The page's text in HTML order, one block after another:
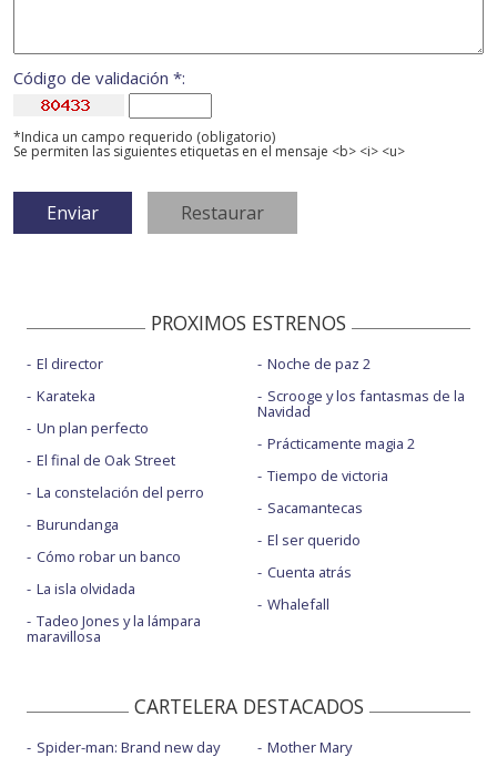
Código de validación *:
*Indica un campo requerido (obligatorio)
Se permiten las siguientes etiquetas en el mensaje <b> <i> <u>
PROXIMOS ESTRENOS
El director
Karateka
Un plan perfecto
El final de Oak Street
La constelación del perro
Burundanga
Cómo robar un banco
La isla olvidada
Tadeo Jones y la lámpara
maravillosa
Noche de paz 2
Scrooge y los fantasmas de la
Navidad
Prácticamente magia 2
Tiempo de victoria
Sacamantecas
El ser querido
Cuenta atrás
Whalefall
CARTELERA DESTACADOS
Spider-man: Brand new day
Mother Mary